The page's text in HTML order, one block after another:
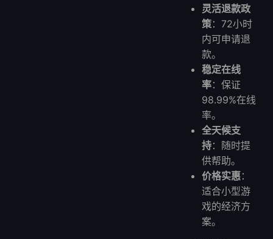
灵活退款政
策：72小时
内可申请退
款。
稳定在线
率：保证
98.99%在线
率。
全天候支
持：随时提
供帮助。
价格实惠：
适合小型游
戏的经济方
案。